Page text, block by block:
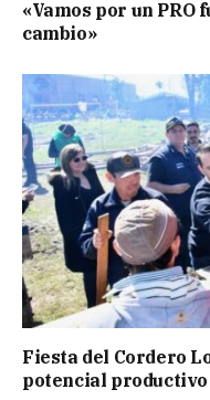
«Vamos por un
cambio»
Fiesta del Cordero
potencial